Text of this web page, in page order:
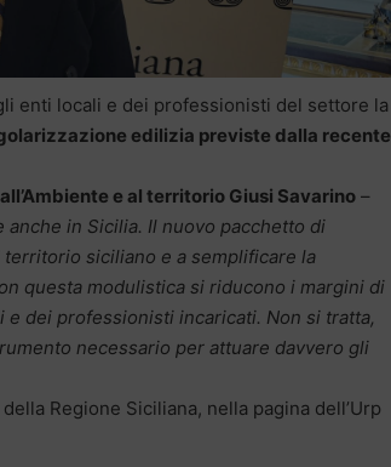
enti locali e dei professionisti del settore la
edilizia previste dalla recente
e al territorio Giusi Savarino –
in Sicilia. Il nuovo pacchetto di
siciliano e a semplificare la
questa modulistica si riducono i margini di
dei professionisti incaricati. Non si tratta,
necessario per attuare davvero gli
Regione Siciliana, nella pagina dell’Urp